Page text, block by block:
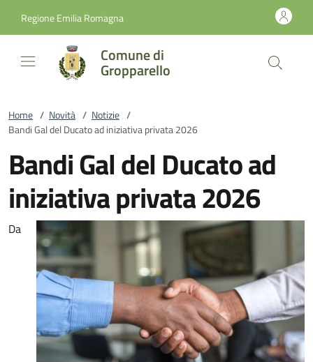
Regione Emilia Romagna
Comune di
Gropparello
Home / Novità / Notizie /
Bandi Gal del Ducato ad iniziativa privata 2026
Bandi Gal del Ducato ad
iniziativa privata 2026
Da